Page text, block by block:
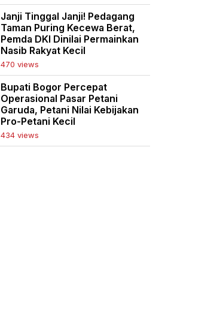
Janji Tinggal Janji! Pedagang
Taman Puring Kecewa Berat,
Pemda DKI Dinilai Permainkan
Nasib Rakyat Kecil
470 views
Bupati Bogor Percepat
Operasional Pasar Petani
Garuda, Petani Nilai Kebijakan
Pro-Petani Kecil
434 views